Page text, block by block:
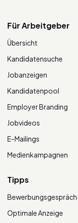
Für Arbeitgeber
Übersicht
Kandidatensuche
Jobanzeigen
Kandidatenpool
Employer Branding
Jobvideos
E-Mailings
Medienkampagnen
Tipps
Bewerbungsgespräch
Optimale Anzeige